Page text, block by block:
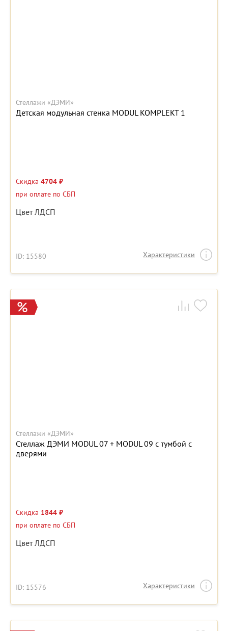
Стеллажи «ДЭМИ»
Детская модульная стенка MODUL KOMPLEKT 1
Скидка 4704 ₽
при оплате по СБП
Цвет ЛДСП
ID: 15580 Характеристики
Стеллажи «ДЭМИ»
Стеллаж ДЭМИ MODUL 07 + MODUL 09 с тумбой с
дверями
Скидка 1844 ₽
при оплате по СБП
Цвет ЛДСП
ID: 15576 Характеристики